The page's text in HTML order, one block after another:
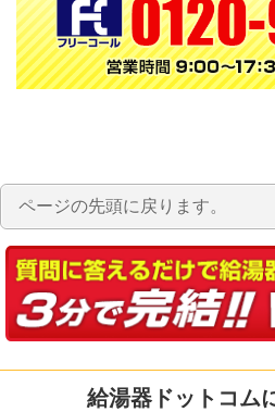
ページの先頭に戻ります。
給湯器ドットコム